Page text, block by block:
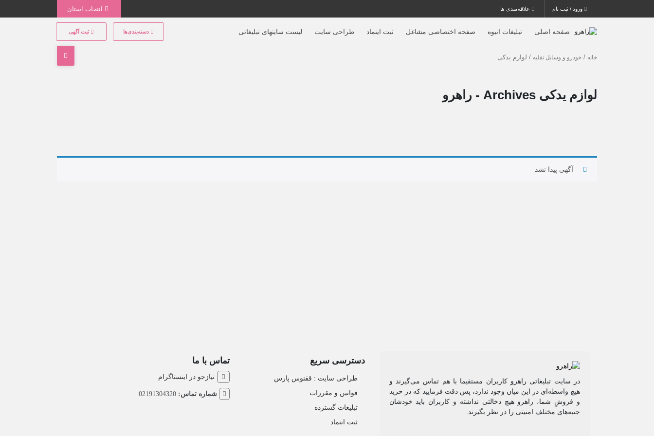
ورود / ثبت نام علاقه‌مندی ها
صفحه اصلی تبلیغات انبوه صفحه اختصاصی مشاغل ثبت اینماد طراحی سایت لیست سایتهای تبلیغاتی دسته‌بندی‌ها ثبت آگهی
خانه / خودرو و وسایل نقلیه / لوازم یدکی
لوازم یدکی Archives - راهرو
آگهی پیدا نشد
در سایت تبلیغاتی راهرو کاربران مستقیما با هم تماس می‌گیرند و
هیچ واسطه‌ای در این میان وجود ندارد، پس دقت فرمایید که در خرید
و فروشِ شما، راهرو هیچ دخالتی نداشته و کاربران باید خودشان
جنبه‌های مختلف امنیتی را در نظر بگیرند.
دسترسی سریع
طراحی سایت :‌ ققنوس پارس
قوانین و مقررات
تبلیغات گسترده
ثبت اینماد
تماس با ما
نیازجو در اینستاگرام
شماره تماس: 02191304320